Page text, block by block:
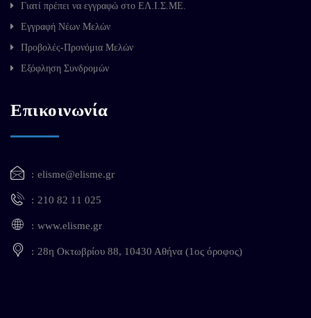
Γιατί πρέπει να εγγραφώ στο ΕΛ.Ι.Σ.ΜΕ.
Εγγραφή Νέων Μελών
Προβολές-Προνόμια Μελών
Εξόφληση Συνδρομών
Επικοινωνία
elisme@elisme.gr
210 82 11 025
www.elisme.gr
28η Οκτωβρίου 88, 10430 Αθήνα (1ος όροφος)